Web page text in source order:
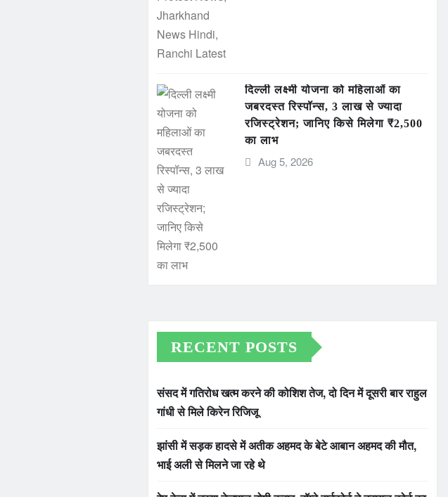
दिल्ली लक्ष्मी योजना को महिलाओं का
जबरदस्त रिस्पॉन्स, 3 लाख से ज्यादा
रजिस्ट्रेशन; जानिए किसे मिलेगा ₹2,500
का लाभ
Aug 5, 2026
RECENT POSTS
संसद में गतिरोध खत्म करने की कोशिश तेज, दो दिन में दूसरी बार राहुल
गांधी से मिले किरेन रिजिजू
झांसी में सड़क हादसे में अतीक अहमद के बेटे आबान अहमद की मौत,
भाई अली से मिलने जा रहे थे